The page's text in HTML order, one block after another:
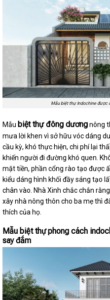
Mẫu biệt thự Indochine được
Mẫu biệt thự đông dươngnông
mưa lời khen vì sở hữu vóc dáng
cầu kỳ, khó thực hiện, chi phí lại
khiến người đi đường khó quen.
mặt tiền, phần cổng rào tạo được
kiểu dáng hình khối đầy sáng tạo
chân vào. Nhà Xinh chắc chắn
xây nhà nông thôn cho ba mẹ thì
thích của họ.
Mẫu biệt thự phong cách
say đắm